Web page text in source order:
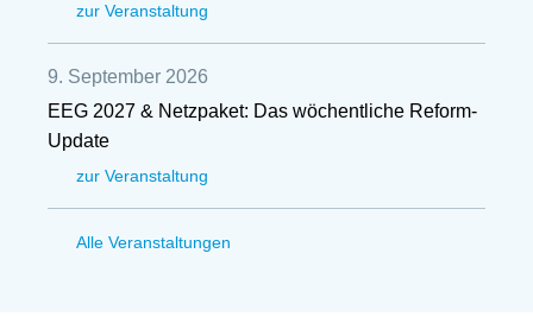
zur Veranstaltung
9. September 2026
EEG 2027 & Netzpaket: Das wöchentliche Reform-
Update
zur Veranstaltung
Alle Veranstaltungen